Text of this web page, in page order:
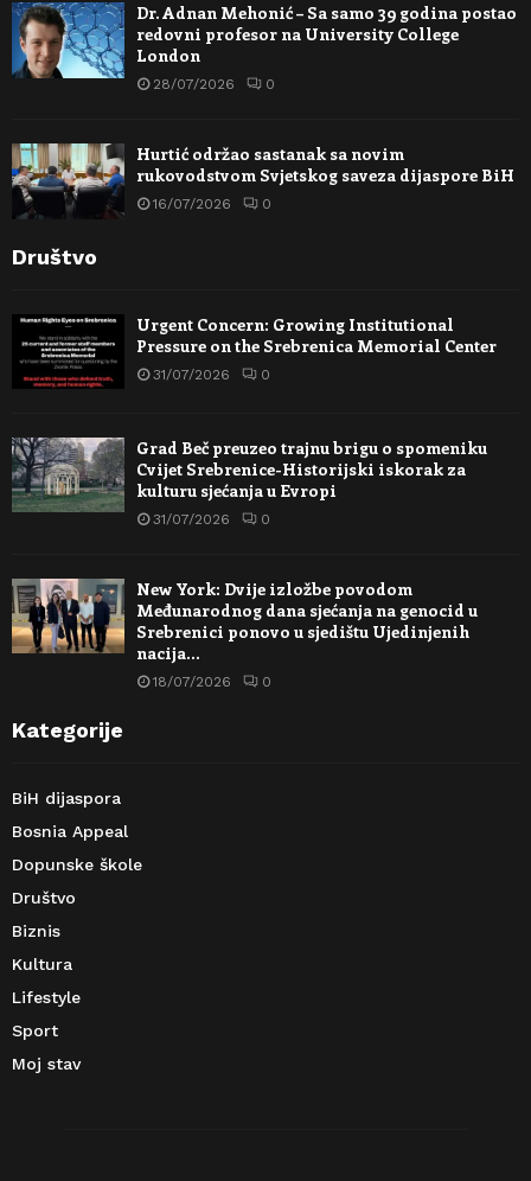
Dr. Adnan Mehonić – Sa samo 39 godina postao
redovni profesor na University College
London
28/07/2026 0
Hurtić održao sastanak sa novim
rukovodstvom Svjetskog saveza dijaspore BiH
16/07/2026 0
Društvo
Urgent Concern: Growing Institutional
Pressure on the Srebrenica Memorial Center
31/07/2026 0
Grad Beč preuzeo trajnu brigu o spomeniku
Cvijet Srebrenice-Historijski iskorak za
kulturu sjećanja u Evropi
31/07/2026 0
New York: Dvije izložbe povodom
Međunarodnog dana sjećanja na genocid u
Srebrenici ponovo u sjedištu Ujedinjenih
nacija…
18/07/2026 0
Kategorije
BiH dijaspora
Bosnia Appeal
Dopunske škole
Društvo
Biznis
Kultura
Lifestyle
Sport
Moj stav